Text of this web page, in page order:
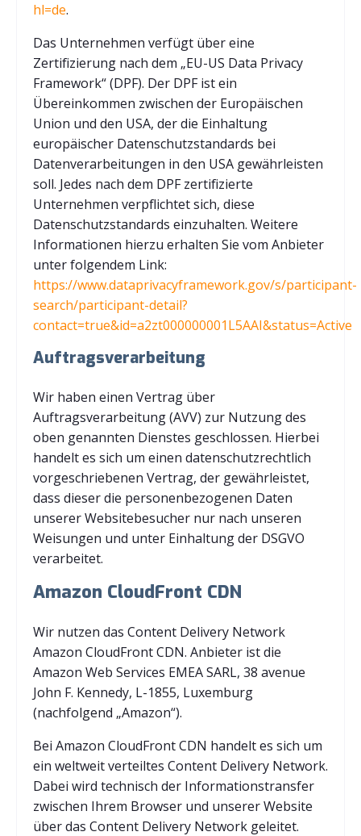
hl=de.
Das Unternehmen verfügt über eine
Zertifizierung nach dem „EU-US Data Privacy
Framework“ (DPF). Der DPF ist ein
Übereinkommen zwischen der Europäischen
Union und den USA, der die Einhaltung
europäischer Datenschutzstandards bei
Datenverarbeitungen in den USA gewährleisten
soll. Jedes nach dem DPF zertifizierte
Unternehmen verpflichtet sich, diese
Datenschutzstandards einzuhalten. Weitere
Informationen hierzu erhalten Sie vom Anbieter
unter folgendem Link:
https://www.dataprivacyframework.gov/s/participant-
search/participant-detail?
contact=true&id=a2zt000000001L5AAI&status=Active
Auftragsverarbeitung
Wir haben einen Vertrag über
Auftragsverarbeitung (AVV) zur Nutzung des
oben genannten Dienstes geschlossen. Hierbei
handelt es sich um einen datenschutzrechtlich
vorgeschriebenen Vertrag, der gewährleistet,
dass dieser die personenbezogenen Daten
unserer Websitebesucher nur nach unseren
Weisungen und unter Einhaltung der DSGVO
verarbeitet.
Amazon CloudFront CDN
Wir nutzen das Content Delivery Network
Amazon CloudFront CDN. Anbieter ist die
Amazon Web Services EMEA SARL, 38 avenue
John F. Kennedy, L-1855, Luxemburg
(nachfolgend „Amazon“).
Bei Amazon CloudFront CDN handelt es sich um
ein weltweit verteiltes Content Delivery Network.
Dabei wird technisch der Informationstransfer
zwischen Ihrem Browser und unserer Website
über das Content Delivery Network geleitet.